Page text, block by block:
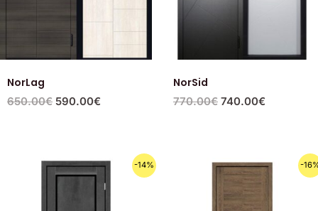
NorLag
650.00€ 590.00€
NorSid
770.00€ 740.00€
-14%
Первоначальная
цена
составляла
Текущая
249.00€.
-
Первоначальная
цена
составляла
149.00€.
Текущая